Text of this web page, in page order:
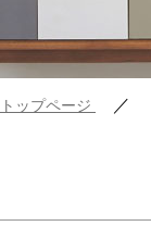
トップページ ／